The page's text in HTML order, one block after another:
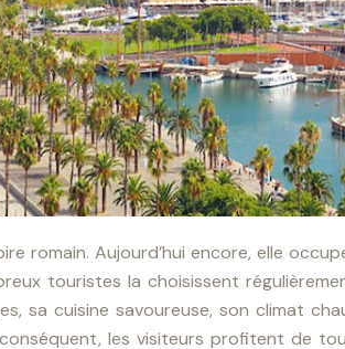
romain. Aujourd’hui encore, elle
touristes la choisissent
sa cuisine savoureuse, son climat
les visiteurs profitent de